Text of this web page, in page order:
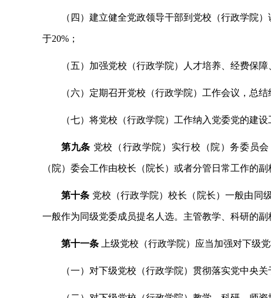
（四）建立健全党政领导干部到党校（行政学院
于20%；
（五）加强党校（行政学院）人才培养、经费保
（六）定期召开党校（行政学院）工作会议，总结
（七）将党校（行政学院）工作纳入党委党的建
第九条 党校（行政学院）实行校（院）务委员
（院）委会工作由校长（院长）或者分管日常工作的副
第十条 党校（行政学院）校长（院长）一般由同
一般作为同级党委成员提名人选。主管教学、科研的
第十一条 上级党校（行政学院）应当加强对下级
（一）对下级党校（行政学院）贯彻落实党中央